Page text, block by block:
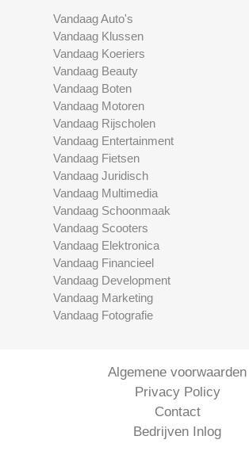
Vandaag Auto's
Vandaag Klussen
Vandaag Koeriers
Vandaag Beauty
Vandaag Boten
Vandaag Motoren
Vandaag Rijscholen
Vandaag Entertainment
Vandaag Fietsen
Vandaag Juridisch
Vandaag Multimedia
Vandaag Schoonmaak
Vandaag Scooters
Vandaag Elektronica
Vandaag Financieel
Vandaag Development
Vandaag Marketing
Vandaag Fotografie
Algemene voorwaarden
Privacy Policy
Contact
Bedrijven Inlog